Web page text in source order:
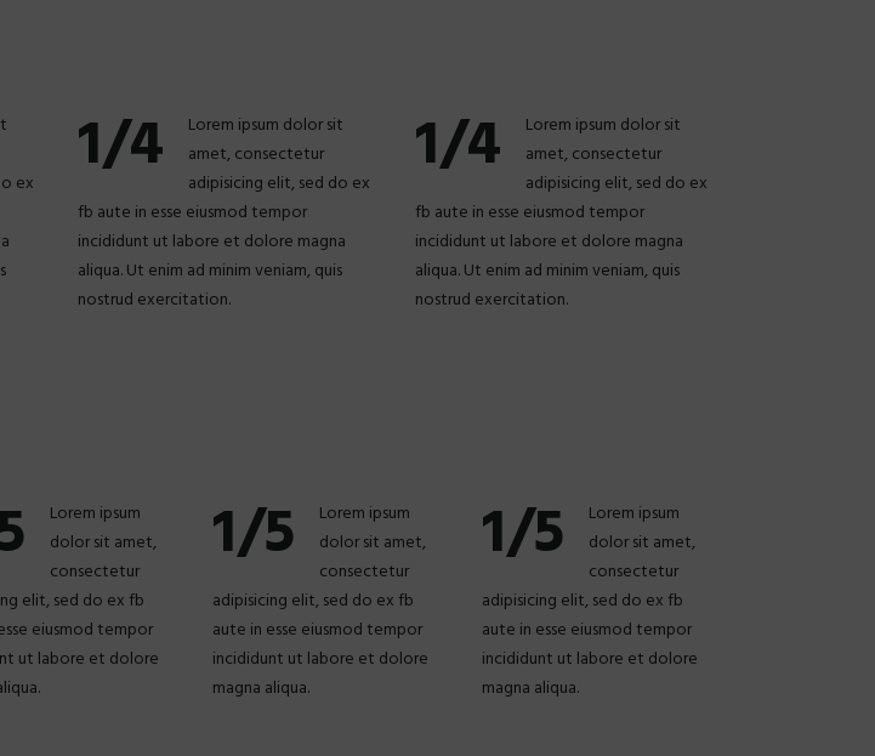
ex
1/4
Lorem ipsum dolor sit
amet, consectetur
adipisicing elit, sed do ex
fb aute in esse eiusmod tempor
incididunt ut labore et dolore magna
aliqua. Ut enim ad minim veniam, quis
nostrud exercitation.
1/4
Lorem ipsum dolor sit
amet, consectetur
adipisicing elit, sed do ex
fb aute in esse eiusmod tempor
incididunt ut labore et dolore magna
aliqua. Ut enim ad minim veniam, quis
nostrud exercitation.
Lorem ipsum
dolor sit amet,
consectetur
elit, sed do ex fb
eiusmod tempor
ut labore et dolore
1/5
Lorem ipsum
dolor sit amet,
consectetur
adipisicing elit, sed do ex fb
aute in esse eiusmod tempor
incididunt ut labore et dolore
magna aliqua.
1/5
Lorem ipsum
dolor sit amet,
consectetur
adipisicing elit, sed do ex fb
aute in esse eiusmod tempor
incididunt ut labore et dolore
magna aliqua.